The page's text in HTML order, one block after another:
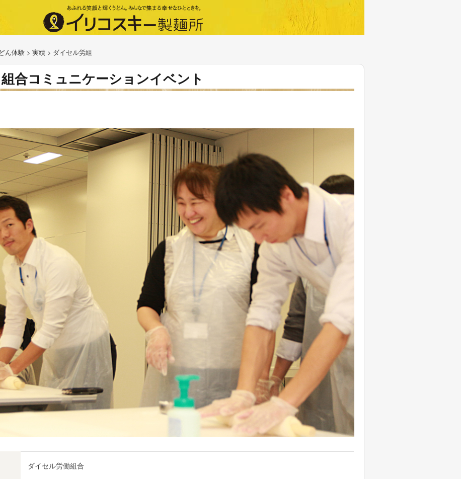
ん体験 > 実績 > ダイセル労組
合コミュニケーションイベント
ダイセル労働組合